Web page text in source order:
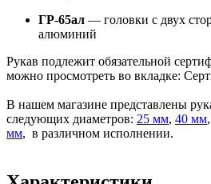
ГР-65ал — головки с двух
алюминий
Рукав подлежит обязательной
можно просмотреть во вкладке:
В нашем магазине представлены
следующих диаметров: 25 мм, 40 мм,
мм, в различном исполнении.